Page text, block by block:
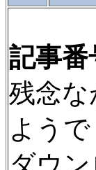
記事番
残念
ようで